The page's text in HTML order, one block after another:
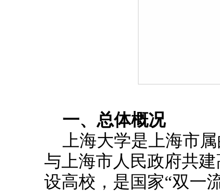
一、总体概况
上海大学是上海市
与上海市人民政府共
设高校，是国家“双一